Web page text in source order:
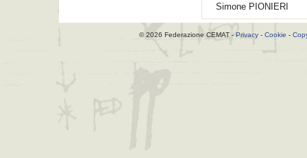
Simone PIONIERI
© 2026 Federazione CEMAT - Privacy - Cookie -